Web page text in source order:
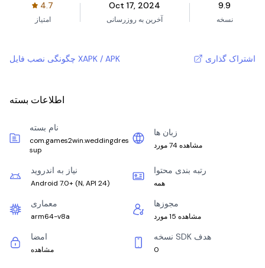
4.7
امتیاز
Oct 17, 2024
آخرین به روزرسانی
9.9
نسخه
چگونگی نصب فایل XAPK / APK اشتراک گذاری
اطلاعات بسته
نام بسته
com.games2win.weddingdres
sup
زبان ها
مشاهده 74 مورد
نیاز به اندروید
Android 7.0+ (N, API 24)
رتبه بندی محتوا
همه
معماری
arm64-v8a
مجوزها
مشاهده 15 مورد
امضا
مشاهده
نسخه SDK هدف
0